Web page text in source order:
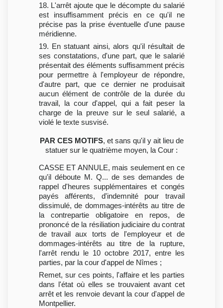
18. L'arrêt ajoute que le décompte du salarié
est insuffisamment précis en ce qu'il ne
précise pas la prise éventuelle d'une pause
méridienne.
19. En statuant ainsi, alors qu'il résultait de
ses constatations, d'une part, que le salarié
présentait des éléments suffisamment précis
pour permettre à l'employeur de répondre,
d'autre part, que ce dernier ne produisait
aucun élément de contrôle de la durée du
travail, la cour d'appel, qui a fait peser la
charge de la preuve sur le seul salarié, a
violé le texte susvisé.
PAR CES MOTIFS, et sans qu'il y ait lieu de
statuer sur le quatrième moyen, la Cour :
CASSE ET ANNULE, mais seulement en ce
qu'il déboute M. Q... de ses demandes de
rappel d'heures supplémentaires et congés
payés afférents, d'indemnité pour travail
dissimulé, de dommages-intérêts au titre de
la contrepartie obligatoire en repos, de
prononcé de la résiliation judiciaire du contrat
de travail aux torts de l'employeur et de
dommages-intérêts au titre de la rupture,
l'arrêt rendu le 10 octobre 2017, entre les
parties, par la cour d'appel de Nîmes ;
Remet, sur ces points, l'affaire et les parties
dans l'état où elles se trouvaient avant cet
arrêt et les renvoie devant la cour d'appel de
Montpellier.